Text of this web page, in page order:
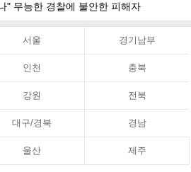
" 무능한 경찰에 불안한 피해자
서울 경기남부
인천 충북
강원 전북
대구/경북 경남
울산 제주